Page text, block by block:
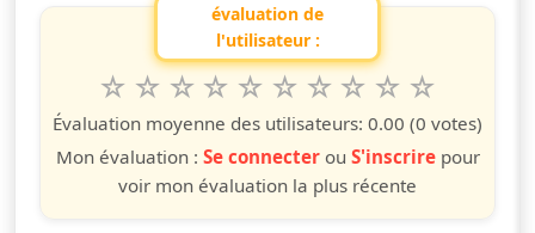
évaluation de
l'utilisateur :
questo spettacolo da 1 a 10 étoiles
10
étoiles
9
étoiles
8
étoiles
7
étoiles
6
étoiles
5
étoiles
4
étoiles
3
étoiles
2
étoiles
étoile
Évaluation moyenne des utilisateurs: 0.00 (0 votes)
Mon évaluation : Se connecterou S'inscrirepour
voir mon évaluation la plus récente